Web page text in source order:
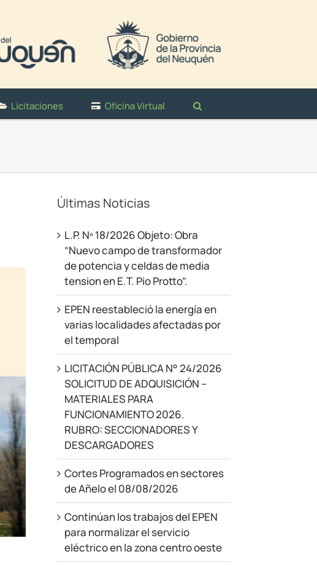
Licitaciones Oficina Virtual
Últimas Noticias
L.P. Nº 18/2026 Objeto: Obra
“Nuevo campo de transformador
de potencia y celdas de media
tension en E.T. Pio Protto”.
EPEN reestableció la energía en
varias localidades afectadas por
el temporal
LICITACIÓN PÚBLICA N° 24/2026
SOLICITUD DE ADQUISICIÓN –
MATERIALES PARA
FUNCIONAMIENTO 2026.
RUBRO: SECCIONADORES Y
DESCARGADORES
Cortes Programados en sectores
de Añelo el 08/08/2026
Continúan los trabajos del EPEN
para normalizar el servicio
eléctrico en la zona centro oeste